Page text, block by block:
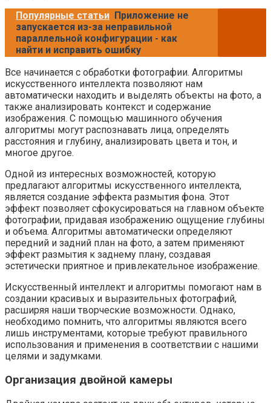
Популярные статьи Приложение не
запускается из-за неправильной
параллельной конфигурации - как
найти и исправить ошибку
Все начинается с обработки фотографии. Алгоритмы
искусственного интеллекта позволяют нам
автоматически находить и выделять объекты на фото, а
также анализировать контекст и содержание
изображения. С помощью машинного обучения
алгоритмы могут распознавать лица, определять
расстояния и глубину, анализировать цвета и тон, и
многое другое.
Одной из интересных возможностей, которую
предлагают алгоритмы искусственного интеллекта,
является создание эффекта размытия фона. Этот
эффект позволяет сфокусироваться на главном объекте
фотографии, придавая изображению ощущение глубины
и объема. Алгоритмы автоматически определяют
передний и задний план на фото, а затем применяют
эффект размытия к заднему плану, создавая
эстетически приятное и привлекательное изображение.
Искусственный интеллект и алгоритмы помогают нам в
создании красивых и выразительных фотографий,
расширяя наши творческие возможности. Однако,
необходимо помнить, что алгоритмы являются всего
лишь инструментами, которые требуют правильного
использования и применения в соответствии с нашими
целями и задумками.
Организация двойной камеры